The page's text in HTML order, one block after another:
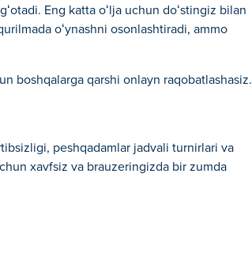
Eng katta oʻlja uchun doʻstingiz bilan
oʻynashni osonlashtiradi, ammo
boshqalarga qarshi onlayn raqobatlashasiz.
peshqadamlar jadvali turnirlari va
xavfsiz va brauzeringizda bir zumda